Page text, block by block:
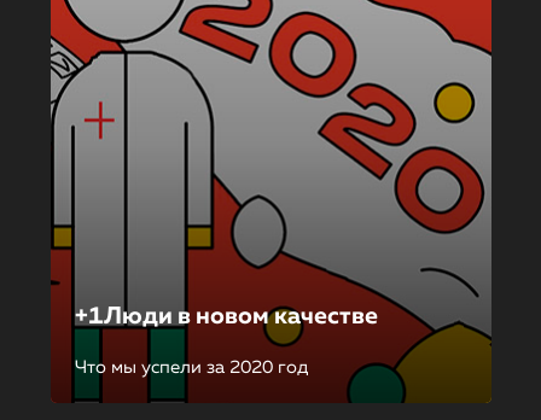
+1Люди в новом качестве
Что мы успели за 2020 год